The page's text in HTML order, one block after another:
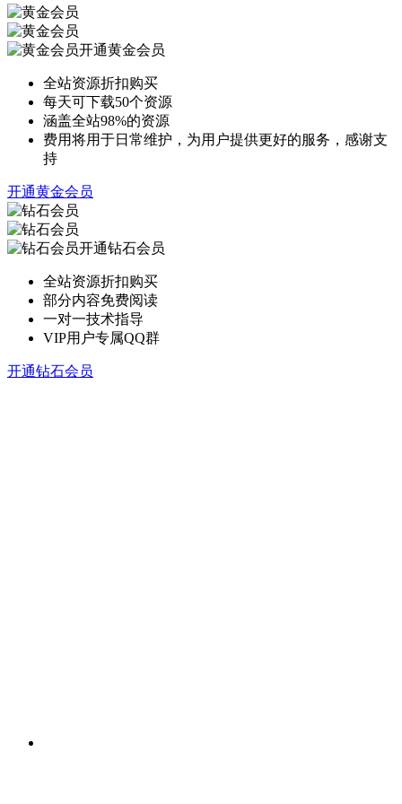
开通黄金会员
全站资源折扣购买
每天可下载50个资源
涵盖全站98%的资源
费用将用于日常维护，为用户提供更好的服务，感谢支
持
开通黄金会员
开通钻石会员
全站资源折扣购买
部分内容免费阅读
一对一技术指导
VIP用户专属QQ群
开通钻石会员